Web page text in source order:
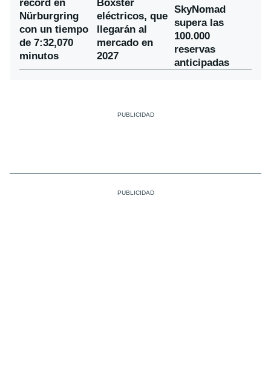
récord en
Nürburgring
con un tiempo
de 7:32,070
minutos
Boxster
eléctricos, que
llegarán al
mercado en
2027
SkyNomad
supera las
100.000
reservas
anticipadas